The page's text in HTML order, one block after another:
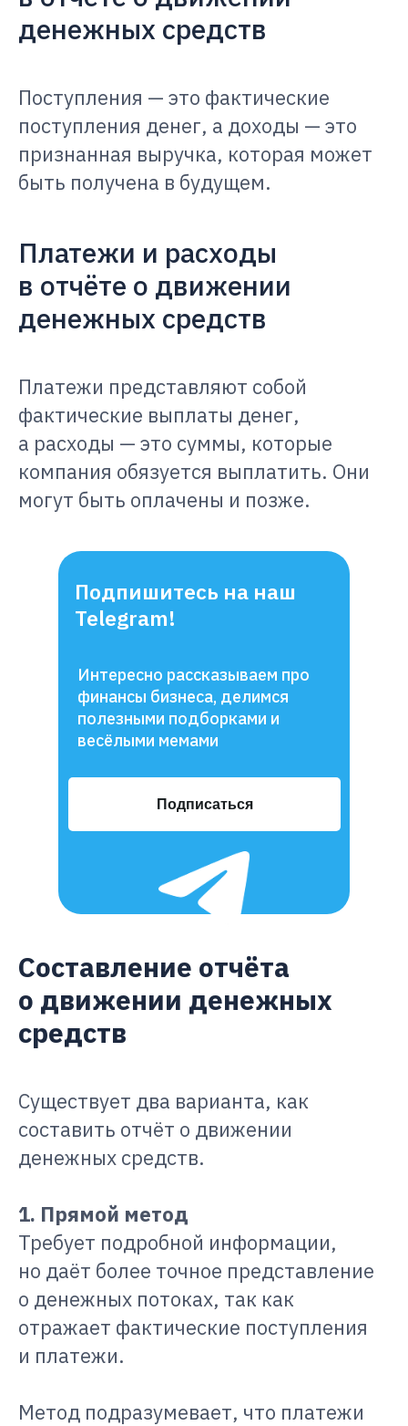
денежных средств
Поступления — это фактические
поступления денег, а доходы — это
признанная выручка, которая может
быть получена в будущем.
Платежи и расходы
в отчёте о движении
денежных средств
Платежи представляют собой
фактические выплаты денег,
а расходы — это суммы, которые
компания обязуется выплатить. Они
могут быть оплачены и позже.
Подпишитесь на наш
Telegram!
Подписаться
Интересно рассказываем про
финансы бизнеса, делимся
полезными подборками и
весёлыми мемами
Составление отчёта
о движении денежных
средств
Существует два варианта, как
составить отчёт о движении
денежных средств.
1. Прямой метод
Требует подробной информации,
но даёт более точное представление
о денежных потоках, так как
отражает фактические поступления
и платежи.
Метод подразумевает, что платежи